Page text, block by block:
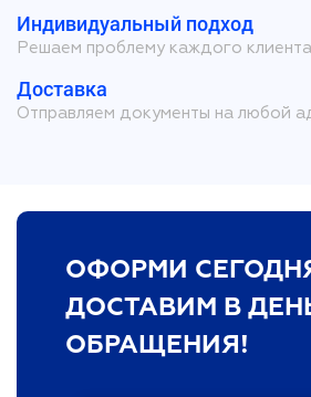
Индивидуальный подход
Решаем проблему каждого клиента
Доставка
Отправляем документы на любой
ОФОРМИ
ДОСТАВИМ В
ОБРАЩЕНИЯ!